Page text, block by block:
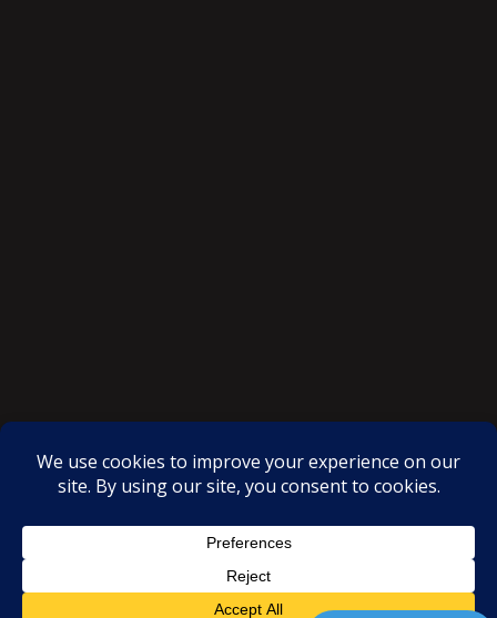
Proudly powered by WordPress |Theme: SuperMag byAcme